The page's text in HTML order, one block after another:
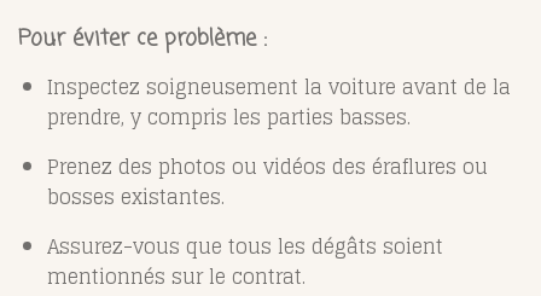
Pour éviter ce problème:
Inspectez soigneusement la voiture avant de la
prendre, y compris les parties basses.
Prenez des photos ou vidéos des éraflures ou
bosses existantes.
Assurez-vous que tous les dégâts soient
mentionnés sur le contrat.